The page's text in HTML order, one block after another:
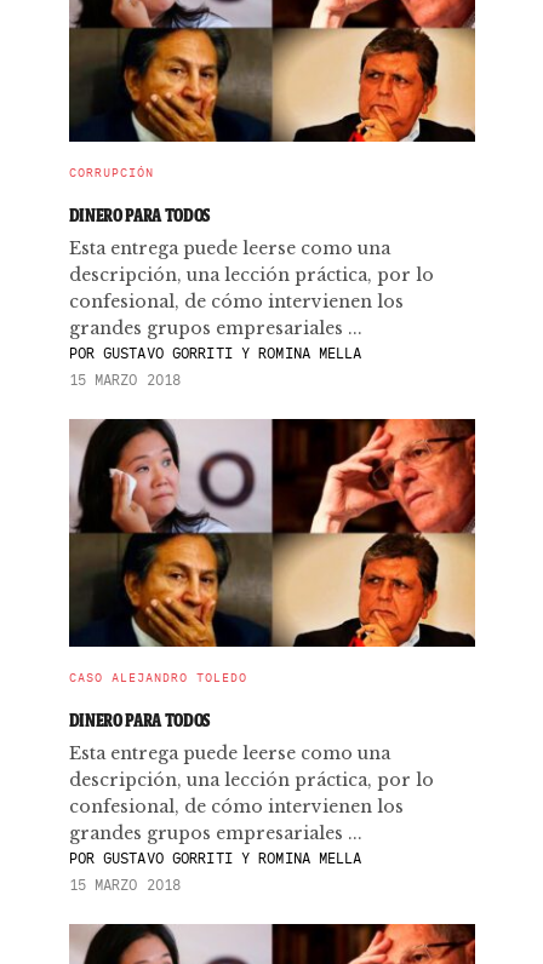
CORRUPCIÓN
DINERO PARA TODOS
Esta entrega puede leerse como una
descripción, una lección práctica, por lo
confesional, de cómo intervienen los
grandes grupos empresariales ...
PORGUSTAVO GORRITI Y ROMINA MELLA
15 MARZO 2018
CASO ALEJANDRO TOLEDO
DINERO PARA TODOS
Esta entrega puede leerse como una
descripción, una lección práctica, por lo
confesional, de cómo intervienen los
grandes grupos empresariales ...
PORGUSTAVO GORRITI Y ROMINA MELLA
15 MARZO 2018